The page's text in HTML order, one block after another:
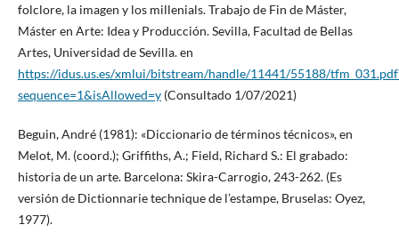
folclore, la imagen y los millenials. Trabajo de Fin de Máster,
Máster en Arte: Idea y Producción. Sevilla, Facultad de Bellas
Artes, Universidad de Sevilla. en
https://idus.us.es/xmlui/bitstream/handle/11441/55188/
sequence=1&isAllowed=y(Consultado 1/07/2021)
Beguin, André (1981): «Diccionario de términos técnicos», en
Melot, M. (coord.); Griffiths, A.; Field, Richard S.: El grabado:
historia de un arte. Barcelona: Skira-Carrogio, 243-262. (Es
versión de Dictionnarie technique de l’estampe, Bruselas: Oyez,
1977).